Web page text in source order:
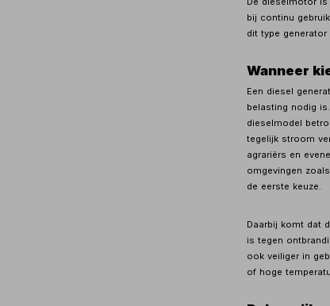
bij continu
dit type
Wanneer
Een diesel
belasting nodig
dieselmodel
tegelijk stroom
agrariërs en
omgevingen
de eerste keuze.
Daarbij komt dat
is tegen
ook veiliger in
of hoge